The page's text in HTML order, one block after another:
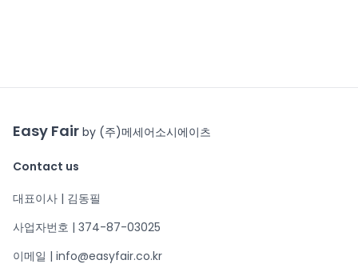
Easy Fair by (주)메세어소시에이츠
Contact us
대표이사 | 김동필
사업자번호 | 374-87-03025
이메일 | info@easyfair.co.kr